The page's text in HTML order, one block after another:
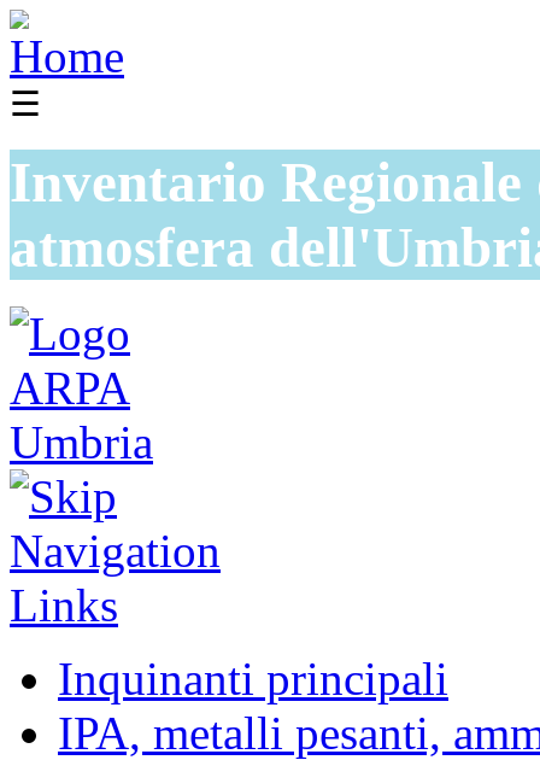
☰
Inventario
atmosfera
Inquinanti principali
IPA, metalli pesanti,